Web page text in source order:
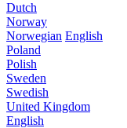
Dutch
Norway
Norwegian English
Poland
Polish
Sweden
Swedish
United Kingdom
English